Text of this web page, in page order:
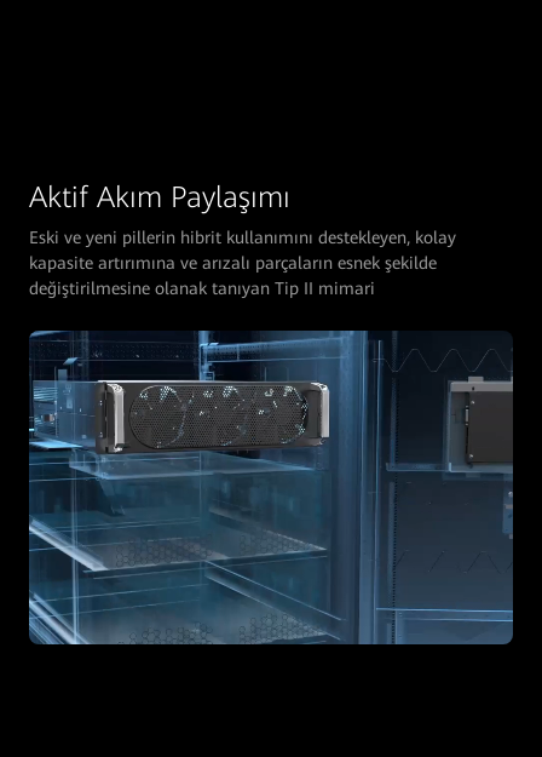
Aktif Akım Paylaşımı
Eski ve yeni pillerin hibrit kullanımını destekleyen, kolay
kapasite artırımına ve arızalı parçaların esnek şekilde
değiştirilmesine olanak tanıyan Tip II mimari